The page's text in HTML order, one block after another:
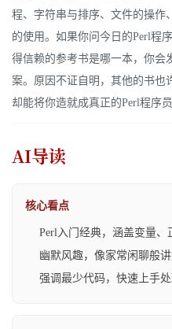
程、字符串与排序、文件的操作
的使用。如果你问今日的Perl程
得信赖的参考书是哪一本，你会
案。原因不证自明，其他的书也
却能将你造就成真正的Perl程序员
AI导读
核心看点
Perl入门经典，涵盖变量、
幽默风趣，像家常闲聊般
强调最少代码，快速上手